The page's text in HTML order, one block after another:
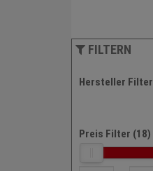
FILTERN
Hersteller Filter
Preis Filter (18)